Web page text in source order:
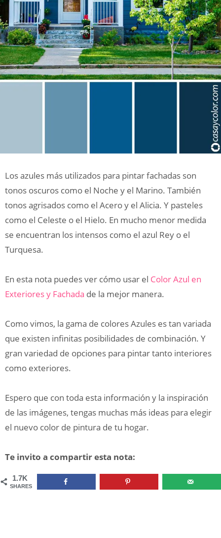
Los azules más utilizados para pintar fachadas son
tonos oscuros como el Noche y el Marino. También
tonos agrisados como el Acero y el Alicia. Y pasteles
como el Celeste o el Hielo. En mucho menor medida
se encuentran los intensos como el azul Rey o el
Turquesa.
En esta nota puedes ver cómo usar el Color Azul en
Exteriores y Fachada de la mejor manera.
Como vimos, la gama de colores Azules es tan variada
que existen infinitas posibilidades de combinación. Y
gran variedad de opciones para pintar tanto interiores
como exteriores.
Espero que con toda esta información y la inspiración
de las imágenes, tengas muchas más ideas para elegir
el nuevo color de pintura de tu hogar.
Te invito a compartir esta nota:
1.7K
SHARES